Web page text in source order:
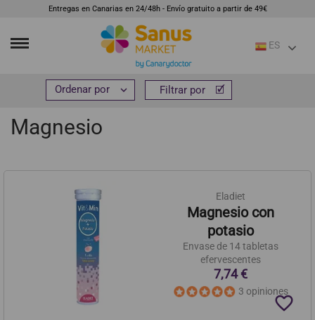
Entregas en Canarias en 24/48h - Envío gratuito a partir de 49€
ES
Suplementos Minerales y oligoelementos
Magnesio
 Filtrar por
Eladiet
Magnesio con
potasio
Envase de 14 tabletas
efervescentes
7,74 €
3 opiniones
favorite_border
 Filtrar por